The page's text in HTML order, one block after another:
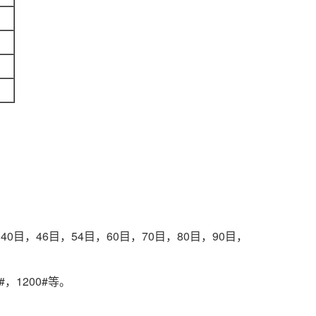
目，46目，54目，60目，70目，80目，90目，
1200#等。